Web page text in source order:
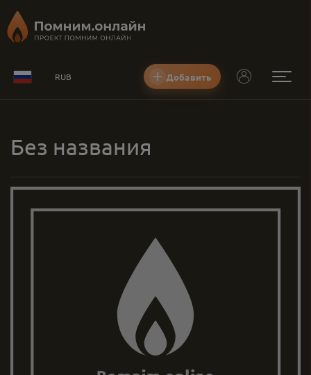
RUB Добавить
Без названия